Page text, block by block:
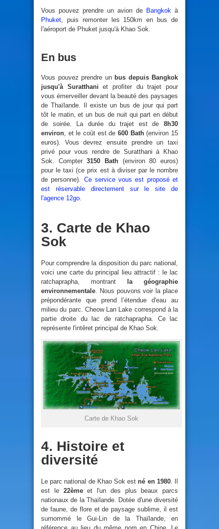
Vous pouvez prendre un avion de Bangkok à
Phuket, puis remonter les 150km en bus de
l'aéroport de Phuket jusqu'à Khao Sok.
En bus
Vous pouvez prendre un bus depuis Bangkok
jusqu'à Suratthani et profiter du trajet pour
vous émerveiller devant la beauté des paysages
de Thaïlande. Il existe un bus de jour qui part
tôt le matin, et un bus de nuit qui part en début
de soirée. La durée du trajet est de 8h30
environ, et le coût est de 600 Bath(environ 15
euros). Vous devrez ensuite prendre un taxi
privé pour vous rendre de Suratthani à Khao
Sok. Compter3150 Bath (environ 80 euros)
pour le taxi (ce prix est à diviser par le nombre
de personne). Ce service vous est proposé et
est réservable directement sur le site de
l'agence 12go.
3. Carte de Khao
Sok
Pour comprendre la disposition du parc national,
voici une carte du principal lieu attractif : le lac
ratchaprapha, montrant la géographie
environnementale. Nous pouvons voir la place
prépondérante que prend l’étendue d'eau au
milieu du parc. Cheow Lan Lake correspond à la
partie droite du lac de ratchaprapha. Ce lac
représente l'intêret principal de Khao Sok.
Carte de Khao Sok
4. Histoire et
diversité
Le parc national de Khao Sok estné en 1980. Il
est le 22èmeet l'un des plus beaux parcs
nationaux de la Thaïlande. Dotée d'une diversité
de faune, de flore et de paysage sublime, il est
surnommé le Gui-Lin de la Thaïlande, en